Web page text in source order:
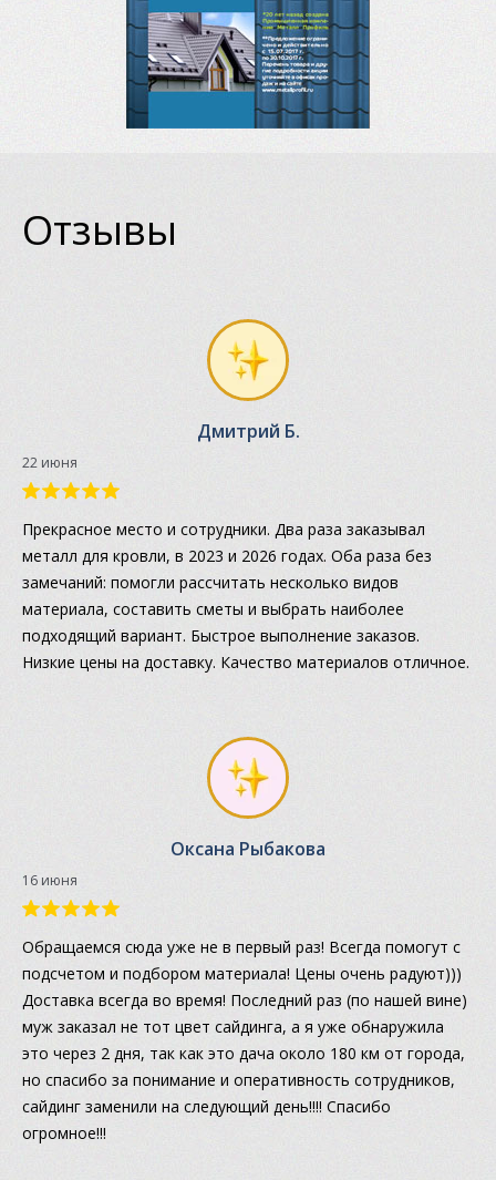
Отзывы
Дмитрий Б.
22 июня
Прекрасное место и сотрудники. Два раза заказывал
металл для кровли, в 2023 и 2026 годах. Оба раза без
замечаний: помогли рассчитать несколько видов
материала, составить сметы и выбрать наиболее
подходящий вариант. Быстрое выполнение заказов.
Низкие цены на доставку. Качество материалов отличное.
Оксана Рыбакова
16 июня
Обращаемся сюда уже не в первый раз! Всегда помогут с
подсчетом и подбором материала! Цены очень радуют)))
Доставка всегда во время! Последний раз (по нашей вине)
муж заказал не тот цвет сайдинга, а я уже обнаружила
это через 2 дня, так как это дача около 180 км от города,
но спасибо за понимание и оперативность сотрудников,
сайдинг заменили на следующий день!!!! Спасибо
огромное!!!